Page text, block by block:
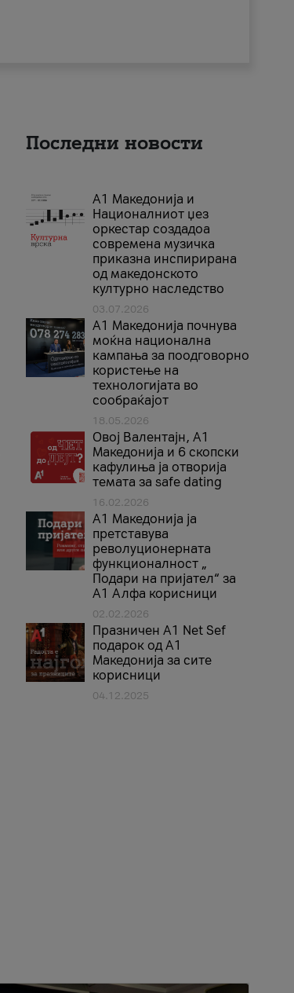
Последни новости
А1 Македонија и
Националниот џез
оркестар создадоа
современа музичка
приказна инспирирана
од македонското
културно наследство
03.07.2026
A1 Македонија почнува
моќна национална
кампања за поодговорно
користење на
технологијата во
сообраќајот
18.05.2026
Овој Валентајн, A1
Македонија и 6 скопски
кафулиња ја отворија
темата за safe dating
16.02.2026
А1 Македонија ја
претставува
револуционерната
функционалност „
Подари на пријател“ за
А1 Алфа корисници
02.02.2026
Празничен A1 Net Sеf
подарок од А1
Македонија за сите
корисници
04.12.2025